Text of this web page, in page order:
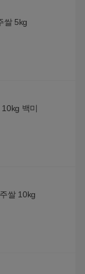
쌀 5kg
백미
쌀 10kg